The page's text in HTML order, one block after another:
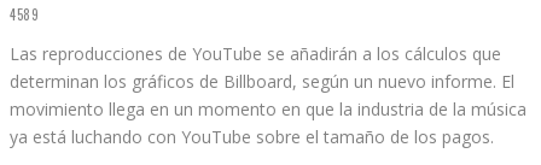
4589
Las reproducciones de YouTube se añadirán a los cálculos que
determinan los gráficos de Billboard, según un nuevo informe. El
movimiento llega en un momento en que la industria de la música
ya está luchando con YouTube sobre el tamaño de los pagos.